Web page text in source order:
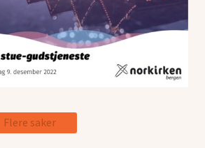
Flere saker